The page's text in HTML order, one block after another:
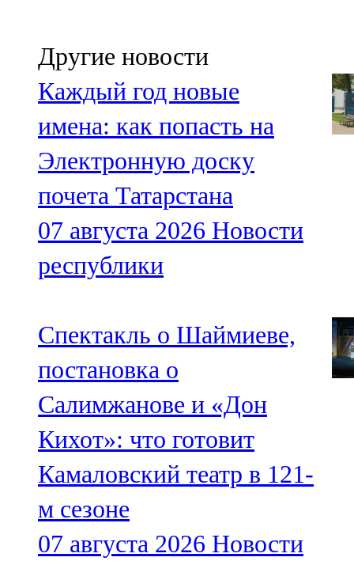
Чирмешән
107,7 FM
Чистай
103,0 FM
Чүпрәле
91,0 FM
Шәмәрдән
Яңа чишмә
107,0 FM
Яр Чаллы
105,5 FM
Другие новости
Каждый год новые
имена: как попасть на
Электронную доску
почета Татарстана
07 августа 2026 Новости
республики
Спектакль о Шаймиеве,
постановка о
Салимжанове и «Дон
Кихот»: что готовит
Камаловский театр в 121-
м сезоне
07 августа 2026 Новости